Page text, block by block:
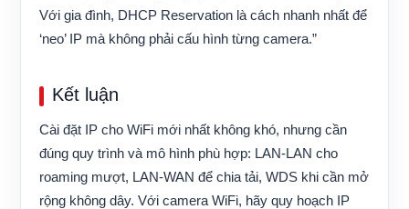
Với gia đình, DHCP Reservation là cách nhanh nhất để
‘neo’ IP mà không phải cấu hình từng camera.”
Kết luận
Cài đặt IP cho WiFi mới nhất không khó, nhưng cần
đúng quy trình và mô hình phù hợp: LAN-LAN cho
roaming mượt, LAN-WAN để chia tải, WDS khi cần mở
rộng không dây. Với camera WiFi, hãy quy hoạch IP